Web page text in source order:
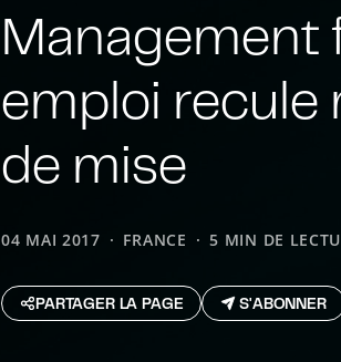
Management
emploi recule
de mise
04 MAI 2017 FRANCE 5 MIN DE
PARTAGER LA PAGE S'ABONNER